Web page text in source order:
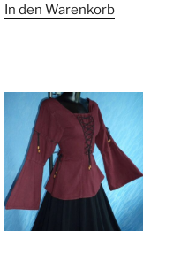
In den Warenkorb